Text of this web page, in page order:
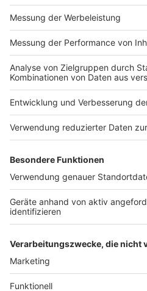
Weitere Infos und Links
Anzeige
Open-Air-Kino
Spielplan der
Flyer und Stundenplan der
Sommersaison
Mehr Events vom Frauen-
Anzeige